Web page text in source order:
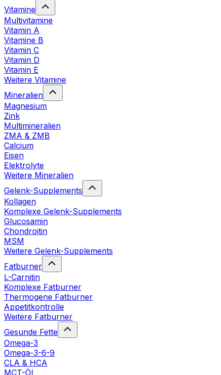
Vitamine
Multivitamine
Vitamin A
Vitamine B
Vitamin C
Vitamin D
Vitamin E
Weitere Vitamine
Mineralien
Magnesium
Zink
Multimineralien
ZMA & ZMB
Calcium
Eisen
Elektrolyte
Weitere Mineralien
Gelenk-Supplements
Kollagen
Komplexe Gelenk-Supplements
Glucosamin
Chondroitin
MSM
Weitere Gelenk-Supplements
Fatburner
L-Carnitin
Komplexe Fatburner
Thermogene Fatburner
Appetitkontrolle
Weitere Fatburner
Gesunde Fette
Omega-3
Omega-3-6-9
CLA & HCA
MCT-Öl